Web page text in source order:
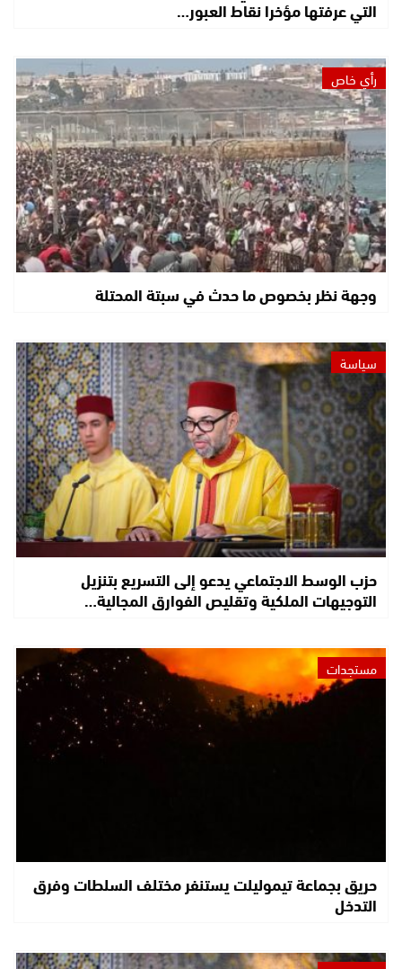
التي عرفتها مؤخرا نقاط العبور…
رأي خاص
وجهة نظر بخصوص ما حدث في سبتة المحتلة
سياسة
حزب الوسط الاجتماعي يدعو إلى التسريع بتنزيل
التوجيهات الملكية وتقليص الفوارق المجالية…
مستجدات
حريق بجماعة تيموليلت يستنفر مختلف السلطات وفرق
التدخل